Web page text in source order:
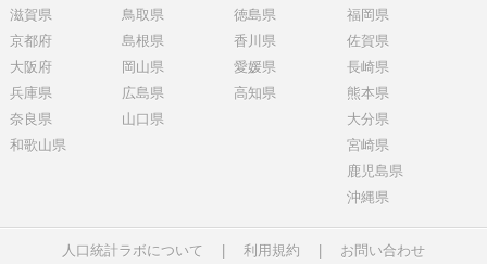
滋賀県
京都府
大阪府
兵庫県
奈良県
和歌山県
鳥取県
島根県
岡山県
広島県
山口県
徳島県
香川県
愛媛県
高知県
福岡県
佐賀県
長崎県
熊本県
大分県
宮崎県
鹿児島県
沖縄県
人口統計ラボについて 利用規約 お問い合わせ